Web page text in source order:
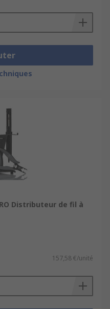
Distributeur de fil à
157,58 €/unité